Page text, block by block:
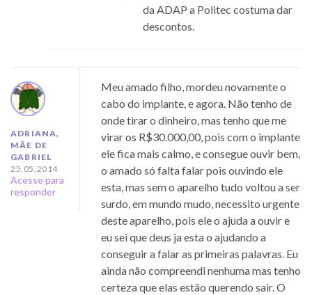
da ADAP a Politec costuma dar
descontos.
ADRIANA,
MÃE DE
GABRIEL
25.05.2014
Acesse para
responder
Meu amado filho, mordeu novamente o
cabo do implante, e agora. Não tenho de
onde tirar o dinheiro, mas tenho que me
virar os R$30.000,00, pois com o implante
ele fica mais calmo, e consegue ouvir bem,
o amado só falta falar pois ouvindo ele
esta, mas sem o aparelho tudo voltou a ser
surdo, em mundo mudo, necessito urgente
deste aparelho, pois ele o ajuda a ouvir e
eu sei que deus ja esta o ajudando a
conseguir a falar as primeiras palavras. Eu
ainda não compreendi nenhuma mas tenho
certeza que elas estão querendo sair. O